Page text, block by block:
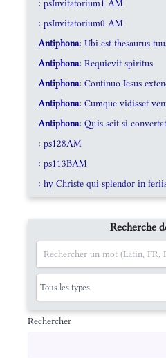
: psInvitatorium1 AM
: psInvitatorium0 AM
Antiphona: Ubi est thesaurus
Antiphona: Requievit spiritus
Antiphona: Continuo Iesus
Antiphona: Cumque vidisset
Antiphona: Quis scit si
: ps128AM
: ps113BAM
: hy Christe qui splendor in
Recherche
Rechercher